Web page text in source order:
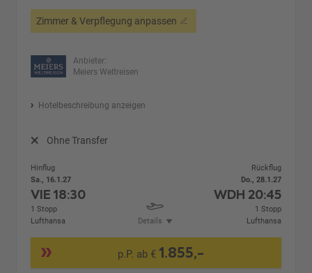
Zimmer & Verpflegung anpassen
Anbieter:
Meiers Weltreisen
Hotelbeschreibung anzeigen
Ohne Transfer
Hinflug
Sa., 16.1.27
VIE18:30
1 Stopp
Lufthansa
Details
Rückflug
Do., 28.1.27
WDH 20:45
1 Stopp
Lufthansa
p.P. ab €1.855,-